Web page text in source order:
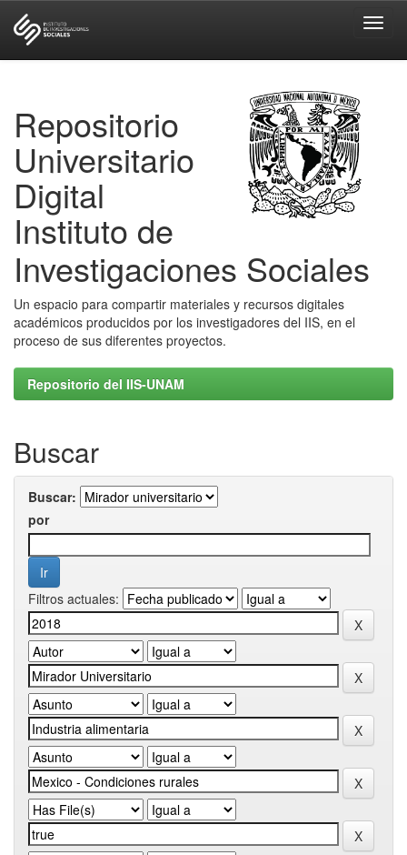
Repositorio
Universitario
Digital
Instituto de
Investigaciones Sociales
Un espacio para compartir materiales y recursos digitales
académicos producidos por los investigadores del IIS, en el
proceso de sus diferentes proyectos.
Repositorio del IIS-UNAM
Buscar
Buscar:
por
Filtros actuales: